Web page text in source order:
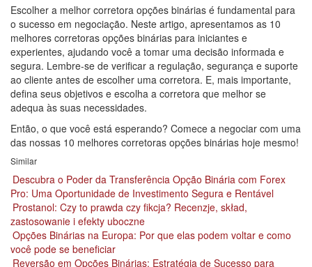
Escolher a melhor corretora opções binárias é fundamental para
o sucesso em negociação. Neste artigo, apresentamos as 10
melhores corretoras opções binárias para iniciantes e
experientes, ajudando você a tomar uma decisão informada e
segura. Lembre-se de verificar a regulação, segurança e suporte
ao cliente antes de escolher uma corretora. E, mais importante,
defina seus objetivos e escolha a corretora que melhor se
adequa às suas necessidades.
Então, o que você está esperando? Comece a negociar com uma
das nossas 10 melhores corretoras opções binárias hoje mesmo!
Similar
Descubra o Poder da Transferência Opção Binária com Forex
Pro: Uma Oportunidade de Investimento Segura e Rentável
Prostanol: Czy to prawda czy fikcja? Recenzje, skład,
zastosowanie i efekty uboczne
Opções Binárias na Europa: Por que elas podem voltar e como
você pode se beneficiar
Reversão em Opções Binárias: Estratégia de Sucesso para